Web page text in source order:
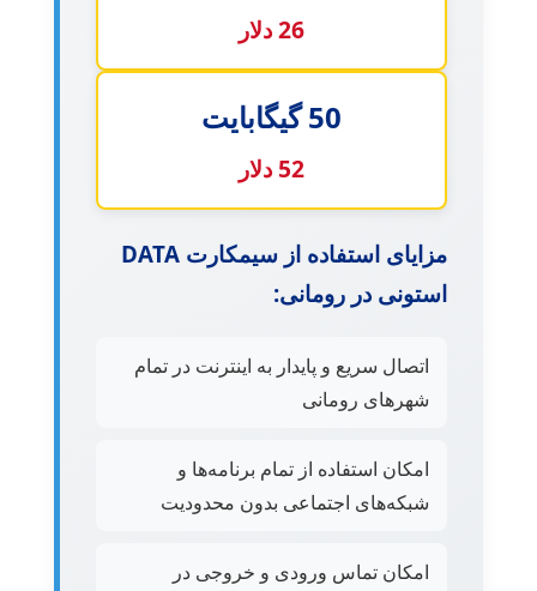
26 دلار
50 گیگابایت
52 دلار
مزایای استفاده از سیمکارت DATA
استونی در رومانی:
اتصال سریع و پایدار به اینترنت در تمام
شهرهای رومانی
امکان استفاده از تمام برنامه‌ها و
شبکه‌های اجتماعی بدون محدودیت
امکان تماس ورودی و خروجی در